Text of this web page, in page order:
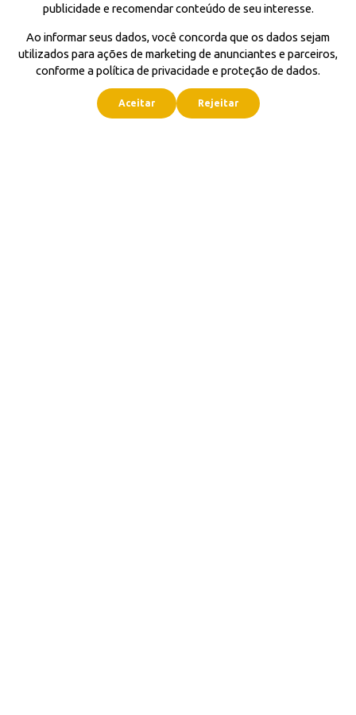
publicidade e recomendar conteúdo de seu interesse.
Ao informar seus dados, você concorda que os dados sejam
utilizados para ações de marketing de anunciantes e parceiros,
conforme a política de privacidade e proteção de dados.
Aceitar Rejeitar